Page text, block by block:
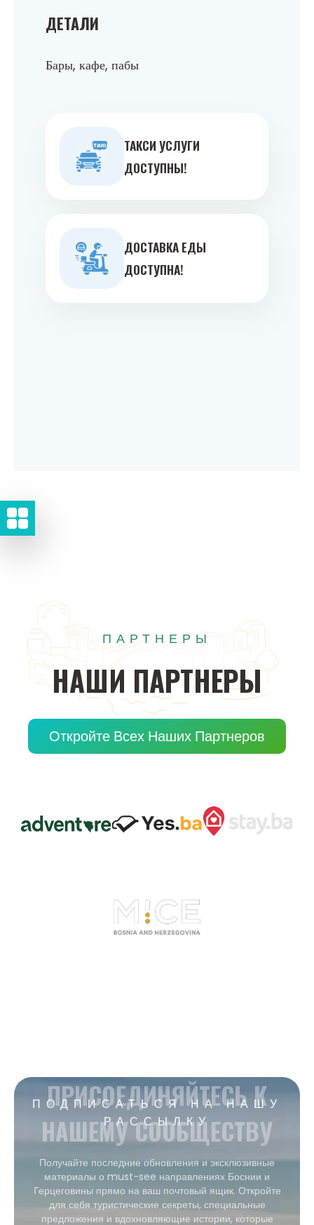
ДЕТАЛИ
Бары, кафе, пабы
ТАКСИ УСЛУГИ
ДОСТУПНЫ!
ДОСТАВКА ЕДЫ
ДОСТУПНА!
ПАРТНЕРЫ
НАШИ ПАРТНЕРЫ
Откройте Всех Наших Партнеров
ПОДПИСАТЬСЯ НА НАШУ
РАССЫЛКУ
ПРИСОЕДИНЯЙТЕСЬ К
НАШЕМУ СООБЩЕСТВУ
Получайте последние обновления и эксклюзивные
материалы о must-see направлениях Боснии и
Герцеговины прямо на ваш почтовый ящик. Откройте
для себя туристические секреты, специальные
предложения и вдохновляющие истории, которые